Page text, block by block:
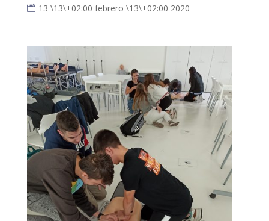
13 \13\+02:00 febrero \13\+02:00 2020